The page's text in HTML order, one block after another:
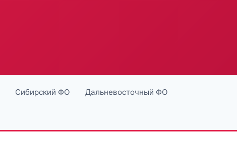
Сибирский ФО Дальневосточный ФО